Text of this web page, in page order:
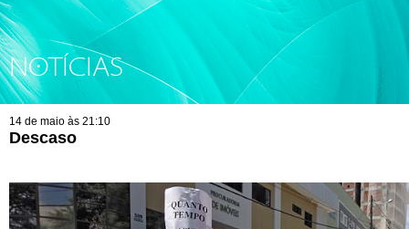
NOTÍCIAS
14 de maio às 21:10
Descaso